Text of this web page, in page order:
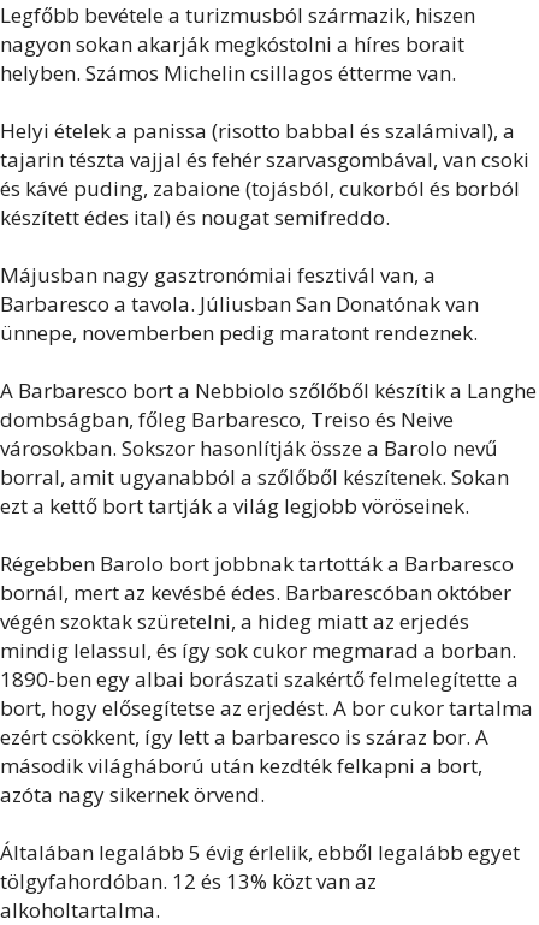
Legfőbb bevétele a turizmusból származik, hiszen
nagyon sokan akarják megkóstolni a híres borait
helyben. Számos Michelin csillagos étterme van.
Helyi ételek a panissa (risotto babbal és szalámival), a
tajarin tészta vajjal és fehér szarvasgombával, van csoki
és kávé puding, zabaione (tojásból, cukorból és borból
készített édes ital) és nougat semifreddo.
Májusban nagy gasztronómiai fesztivál van, a
Barbaresco a tavola. Júliusban San Donatónak van
ünnepe, novemberben pedig maratont rendeznek.
A Barbaresco bort a Nebbiolo szőlőből készítik a Langhe
dombságban, főleg Barbaresco, Treiso és Neive
városokban. Sokszor hasonlítják össze a Barolo nevű
borral, amit ugyanabból a szőlőből készítenek. Sokan
ezt a kettő bort tartják a világ legjobb vöröseinek.
Régebben Barolo bort jobbnak tartották a Barbaresco
bornál, mert az kevésbé édes. Barbarescóban október
végén szoktak szüretelni, a hideg miatt az erjedés
mindig lelassul, és így sok cukor megmarad a borban.
1890-ben egy albai borászati szakértő felmelegítette a
bort, hogy elősegítetse az erjedést. A bor cukor tartalma
ezért csökkent, így lett a barbaresco is száraz bor. A
második világháború után kezdték felkapni a bort,
azóta nagy sikernek örvend.
Általában legalább 5 évig érlelik, ebből legalább egyet
tölgyfahordóban. 12 és 13% közt van az
alkoholtartalma.